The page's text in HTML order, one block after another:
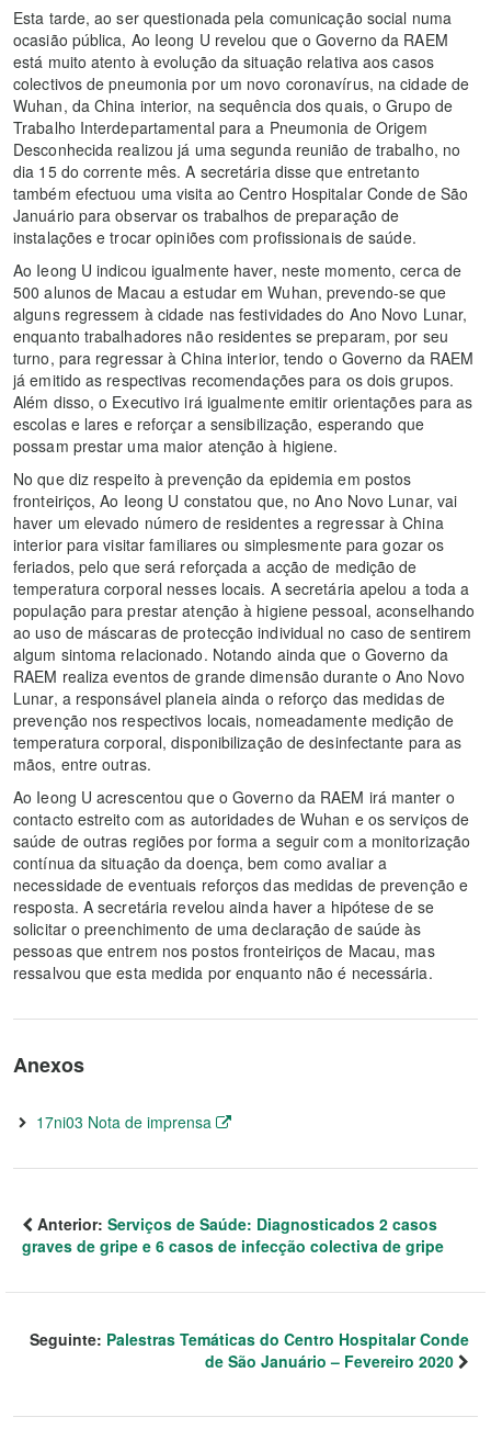
Esta tarde, ao ser questionada pela comunicação social numa
ocasião pública, Ao Ieong U revelou que o Governo da RAEM
está muito atento à evolução da situação relativa aos casos
colectivos de pneumonia por um novo coronavírus, na cidade de
Wuhan, da China interior, na sequência dos quais, o Grupo de
Trabalho Interdepartamental para a Pneumonia de Origem
Desconhecida realizou já uma segunda reunião de trabalho, no
dia 15 do corrente mês. A secretária disse que entretanto
também efectuou uma visita ao Centro Hospitalar Conde de São
Januário para observar os trabalhos de preparação de
instalações e trocar opiniões com profissionais de saúde.
Ao Ieong U indicou igualmente haver, neste momento, cerca de
500 alunos de Macau a estudar em Wuhan, prevendo-se que
alguns regressem à cidade nas festividades do Ano Novo Lunar,
enquanto trabalhadores não residentes se preparam, por seu
turno, para regressar à China interior, tendo o Governo da RAEM
já emitido as respectivas recomendações para os dois grupos.
Além disso, o Executivo irá igualmente emitir orientações para as
escolas e lares e reforçar a sensibilização, esperando que
possam prestar uma maior atenção à higiene.
No que diz respeito à prevenção da epidemia em postos
fronteiriços, Ao Ieong U constatou que, no Ano Novo Lunar, vai
haver um elevado número de residentes a regressar à China
interior para visitar familiares ou simplesmente para gozar os
feriados, pelo que será reforçada a acção de medição de
temperatura corporal nesses locais. A secretária apelou a toda a
população para prestar atenção à higiene pessoal, aconselhando
ao uso de máscaras de protecção individual no caso de sentirem
algum sintoma relacionado. Notando ainda que o Governo da
RAEM realiza eventos de grande dimensão durante o Ano Novo
Lunar, a responsável planeia ainda o reforço das medidas de
prevenção nos respectivos locais, nomeadamente medição de
temperatura corporal, disponibilização de desinfectante para as
mãos, entre outras.
Ao Ieong U acrescentou que o Governo da RAEM irá manter o
contacto estreito com as autoridades de Wuhan e os serviços de
saúde de outras regiões por forma a seguir com a monitorização
contínua da situação da doença, bem como avaliar a
necessidade de eventuais reforços das medidas de prevenção e
resposta. A secretária revelou ainda haver a hipótese de se
solicitar o preenchimento de uma declaração de saúde às
pessoas que entrem nos postos fronteiriços de Macau, mas
ressalvou que esta medida por enquanto não é necessária.
Anexos
17ni03 Nota de imprensa
Anterior: Serviços de Saúde: Diagnosticados 2 casos
graves de gripe e 6 casos de infecção colectiva de gripe
Seguinte: Palestras Temáticas do Centro Hospitalar Conde
de São Januário – Fevereiro 2020